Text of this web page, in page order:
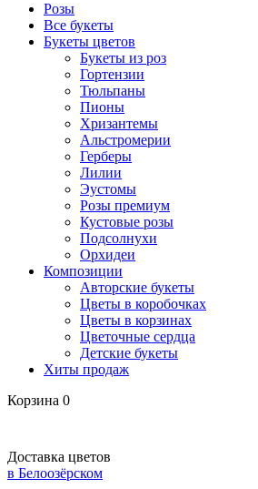
Розы
Все букеты
Букеты цветов
Букеты из роз
Гортензии
Тюльпаны
Пионы
Хризантемы
Альстромерии
Герберы
Лилии
Эустомы
Розы премиум
Кустовые розы
Подсолнухи
Орхидеи
Композиции
Авторские букеты
Цветы в коробочках
Цветы в корзинах
Цветочные сердца
Детские букеты
Хиты продаж
Корзина 0
Доставка цветов
в Белоозёрском